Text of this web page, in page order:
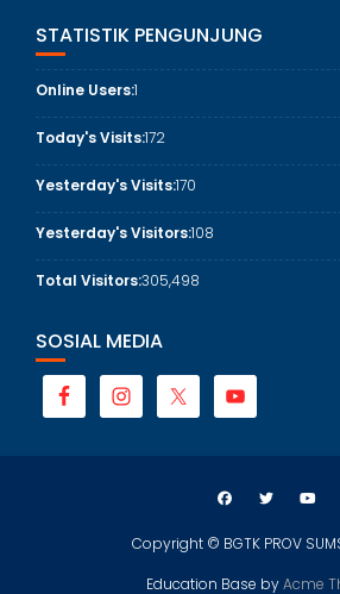
STATISTIK PENGUNJUNG
Online Users:1
Today's Visits:172
Yesterday's Visits:170
Yesterday's Visitors:108
Total Visitors:305,498
SOSIAL MEDIA
Copyright © BGTK PROV
Education Base byAcme